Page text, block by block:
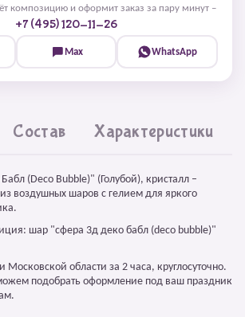
композицию и оформит заказ за пару минут –
+7 (495) 120-11-26
Max WhatsApp
Состав Характеристики
(Deco Bubble)" (Голубой), кристалл –
воздушных шаров с гелием для яркого
шар "сфера 3д деко бабл (deco bubble)"
Московской области за 2 часа, круглосуточно.
подобрать оформление под ваш праздник